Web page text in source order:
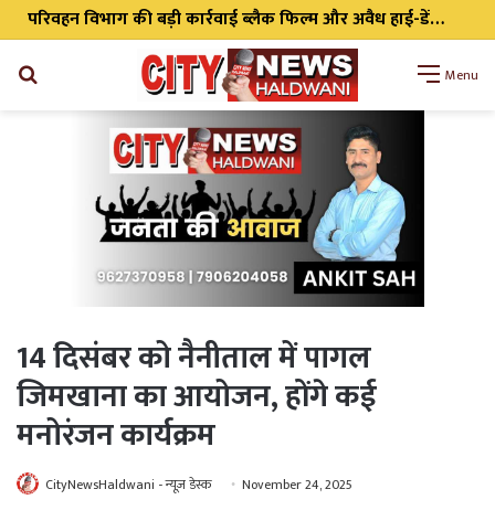
Menu
14 दिसंबर को नैनीताल में पागल
जिमखाना का आयोजन, होंगे कई
मनोरंजन कार्यक्रम
CityNewsHaldwani - न्यूज़ डेस्क November 24, 2025